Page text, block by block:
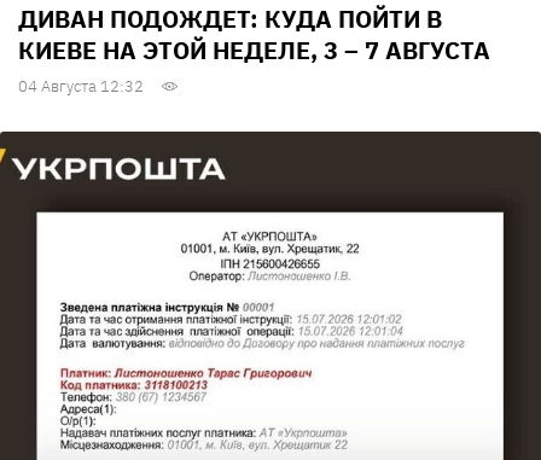
ДИВАН ПОДОЖДЕТ: КУДА ПОЙТИ В
КИЕВЕ НА ЭТОЙ НЕДЕЛЕ, 3 – 7 АВГУСТА
04 Августа 12:32